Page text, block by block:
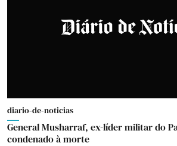
diario-de-noticias
General Musharraf, ex-líder militar do
condenado à morte